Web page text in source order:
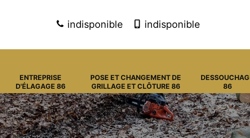
indisponible indisponible
ENTREPRISE
D'ÉLAGAGE 86
POSE ET CHANGEMENT DE
GRILLAGE ET CLÔTURE 86
86